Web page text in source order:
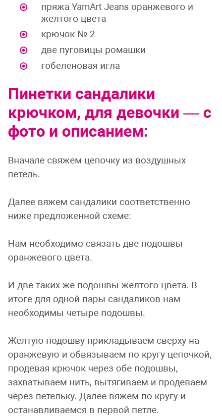
пряжа YarnArt Jeans оранжевого и
желтого цвета
крючок № 2
две пуговицы ромашки
гобеленовая игла
Пинетки сандалики
крючком, для девочки — с
фото и описанием:
Вначале свяжем цепочку из воздушных
петель.
Далее вяжем сандалики соответственно
ниже предложенной схеме:
Нам необходимо связать две подошвы
оранжевого цвета.
И две таких же подошвы желтого цвета. В
итоге для одной пары сандаликов нам
необходимы четыре подошвы.
Желтую подошву прикладываем сверху на
оранжевую и обвязываем по кругу цепочкой,
продевая крючок через обе подошвы,
захватываем нить, вытягиваем и продеваем
через петельку. Далее вяжем по кругу и
останавливаемся в первой петле.